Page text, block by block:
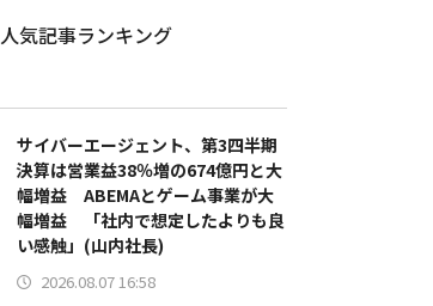
人気記事ランキング
サイバーエージェント、第3四半期
決算は営業益38％増の674億円と大
幅増益 ABEMAとゲーム事業が大
幅増益 「社内で想定したよりも良
い感触」(山内社長)
2026.08.07 16:58